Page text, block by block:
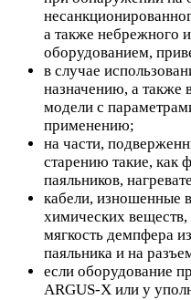
а также небрежного
оборудованием,
в случае
назначению, а также
модели с
применению;
на части,
старению такие, как
паяльников,
кабели, изношенные
химических
мягкость демпфера
паяльника и на
если оборудование
ARGUS-X или у